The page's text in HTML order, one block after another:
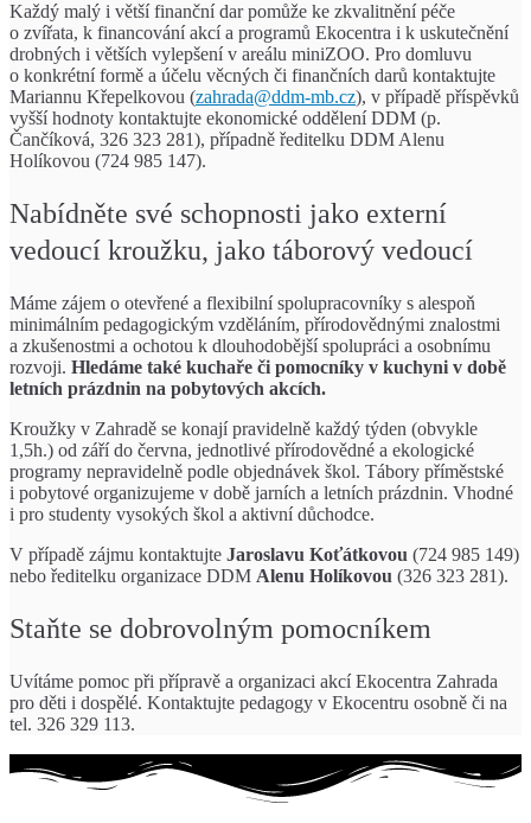
Každý malý i větší finanční dar pomůže ke zkvalitnění péče
o zvířata, k financování akcí a programů Ekocentra i k uskutečnění
drobných i větších vylepšení v areálu miniZOO. Pro domluvu
o konkrétní formě a účelu věcných či finančních darů kontaktujte
Mariannu Křepelkovou (zahrada@ddm-mb.cz), v případě příspěvků
vyšší hodnoty kontaktujte ekonomické oddělení DDM (p.
Čančíková, 326 323 281), případně ředitelku DDM Alenu
Holíkovou (724 985 147).
Nabídněte své schopnosti jako externí
vedoucí kroužku, jako táborový vedoucí
Máme zájem o otevřené a flexibilní spolupracovníky s alespoň
minimálním pedagogickým vzděláním, přírodovědnými znalostmi
a zkušenostmi a ochotou k dlouhodobější spolupráci a osobnímu
rozvoji. Hledáme také kuchaře či pomocníky v kuchyni v době
letních prázdnin na pobytových akcích.
Kroužky v Zahradě se konají pravidelně každý týden (obvykle
1,5h.) od září do června, jednotlivé přírodovědné a ekologické
programy nepravidelně podle objednávek škol. Tábory příměstské
i pobytové organizujeme v době jarních a letních prázdnin. Vhodné
i pro studenty vysokých škol a aktivní důchodce.
V případě zájmu kontaktujte Jaroslavu Koťátkovou (724 985 149)
nebo ředitelku organizace DDM Alenu Holíkovou (326 323 281).
Staňte se dobrovolným pomocníkem
Uvítáme pomoc při přípravě a organizaci akcí Ekocentra Zahrada
pro děti i dospělé. Kontaktujte pedagogy v Ekocentru osobně či na
tel. 326 329 113.